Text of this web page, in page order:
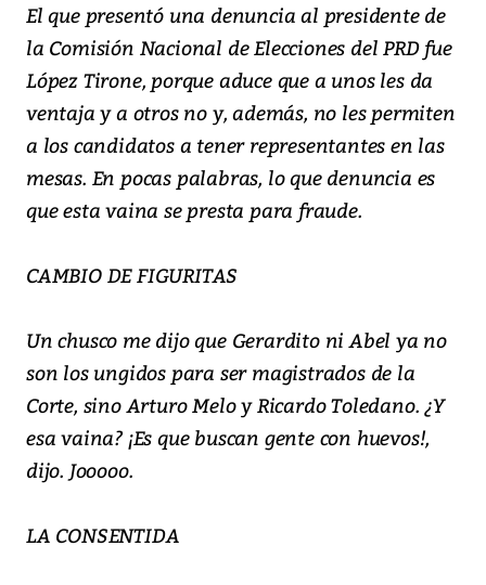
El que presentó una denuncia al presidente de
la Comisión Nacional de Elecciones del PRD fue
López Tirone, porque aduce que a unos les da
ventaja y a otros no y, además, no les permiten
a los candidatos a tener representantes en las
mesas. En pocas palabras, lo que denuncia es
que esta vaina se presta para fraude.
CAMBIO DE FIGURITAS
Un chusco me dijo que Gerardito ni Abel ya no
son los ungidos para ser magistrados de la
Corte, sino Arturo Melo y Ricardo Toledano. ¿Y
esa vaina? ¡Es que buscan gente con huevos!,
dijo. Jooooo.
LA CONSENTIDA